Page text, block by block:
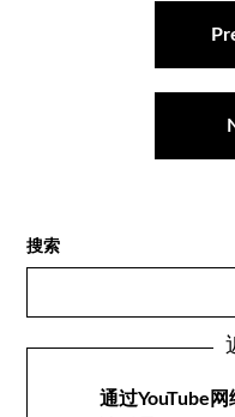
搜索
通过YouTube